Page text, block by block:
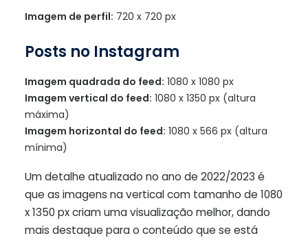
Imagem de perfil: 720 x 720 px
Posts no Instagram
Imagem quadrada do feed: 1080 x 1080 px
Imagem vertical do feed: 1080 x 1350 px (altura
máxima)
Imagem horizontal do feed: 1080 x 566 px (altura
mínima)
Um detalhe atualizado no ano de 2022/2023 é
que as imagens na vertical com tamanho de 1080
x 1350 px criam uma visualização melhor, dando
mais destaque para o conteúdo que se está